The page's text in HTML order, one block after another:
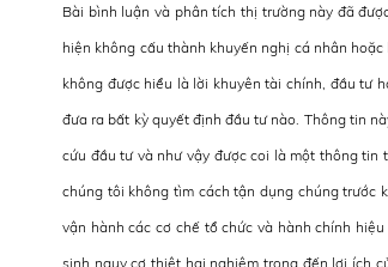
Bài bình luận và phân tích thị trường này đã
hiện không cấu thành khuyến nghị cá nhân
không được hiểu là lời khuyên tài chính, đầu tư
đưa ra bất kỳ quyết định đầu tư nào. Thông tin
cứu đầu tư và như vậy được coi là một thông tin
chúng tôi không tìm cách tận dụng chúng trước
vận hành các cơ chế tổ chức và hành chính
sinh nguy cơ thiệt hại nghiêm trọng đến lợi ích